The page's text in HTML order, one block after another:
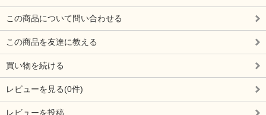
この商品について問い合わせる
この商品を友達に教える
買い物を続ける
レビューを見る(0件)
レビューを投稿